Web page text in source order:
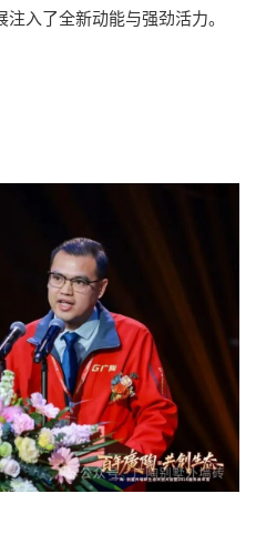
入了全新动能与强劲活力。